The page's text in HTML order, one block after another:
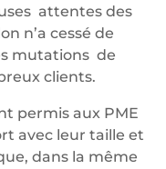
attentes des
n’a cessé de
mutations de
clients.
permis aux PME
avec leur taille et
dans la même